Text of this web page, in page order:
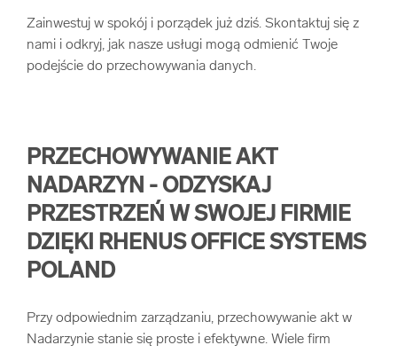
Pozostałe usługi arrow_forward
Zainwestuj w spokój i porządek już dziś. Skontaktuj się z
nami i odkryj, jak nasze usługi mogą odmienić Twoje
podejście do przechowywania danych.
PRZECHOWYWANIE AKT
NADARZYN - ODZYSKAJ
PRZESTRZEŃ W SWOJEJ FIRMIE
DZIĘKI RHENUS OFFICE SYSTEMS
POLAND
Przy odpowiednim zarządzaniu, przechowywanie akt w
Nadarzynie stanie się proste i efektywne. Wiele firm